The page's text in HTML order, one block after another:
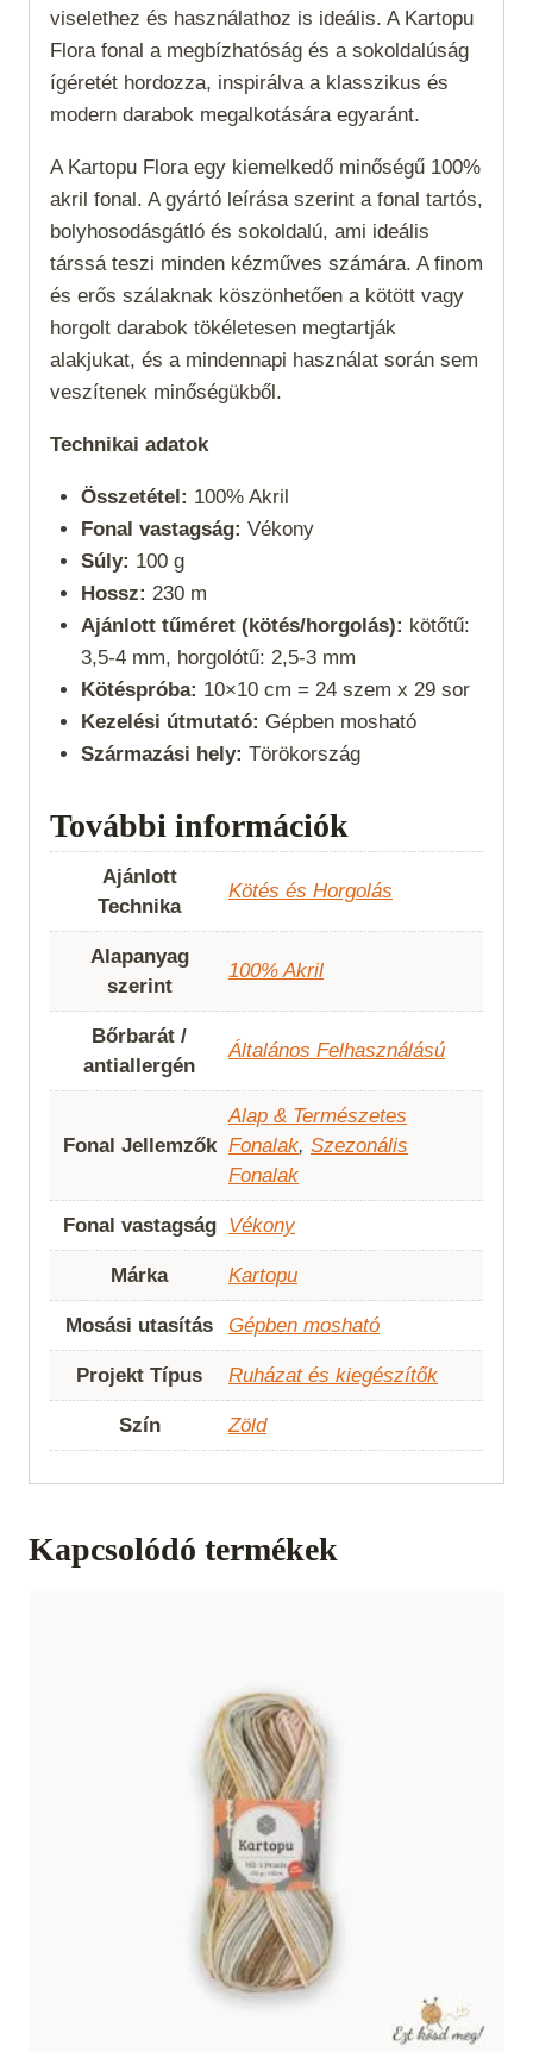
viselethez és használathoz is ideális. A Kartopu
Flora fonal a megbízhatóság és a sokoldalúság
ígéretét hordozza, inspirálva a klasszikus és
modern darabok megalkotására egyaránt.
A Kartopu Flora egy kiemelkedő minőségű 100%
akril fonal. A gyártó leírása szerint a fonal tartós,
bolyhosodásgátló és sokoldalú, ami ideális
társsá teszi minden kézműves számára. A finom
és erős szálaknak köszönhetően a kötött vagy
horgolt darabok tökéletesen megtartják
alakjukat, és a mindennapi használat során sem
veszítenek minőségükből.
Technikai adatok
Összetétel: 100% Akril
Fonal vastagság: Vékony
Súly: 100 g
Hossz: 230 m
Ajánlott tűméret (kötés/horgolás): kötőtű:
3,5-4 mm, horgolótű: 2,5-3 mm
Kötéspróba: 10×10 cm = 24 szem x 29 sor
Kezelési útmutató: Gépben mosható
Származási hely: Törökország
További információk
Ajánlott
Technika
Kötés és Horgolás
Alapanyag
szerint
100% Akril
Bőrbarát /
antiallergén
Általános Felhasználású
Fonal Jellemzők
Alap & Természetes
Fonalak, Szezonális
Fonalak
Fonal vastagság Vékony
Márka Kartopu
Mosási utasítás Gépben mosható
Projekt Típus Ruházat és kiegészítők
Szín Zöld
Kapcsolódó termékek